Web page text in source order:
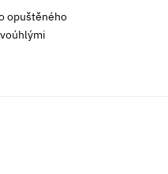
opuštěného